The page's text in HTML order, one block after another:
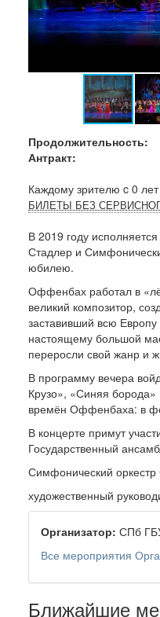
Продолжительность:
Антракт:
Каждому зрителю c 0
БИЛЕТЫ БЕЗ
В 2019 году
Стадлер и
юбилею.
Оффенбах работал в
великий композитор,
заставивший всю
настоящему большой
переросли свой жанр и
В программу вечера
Крузо», «Синяя борода»
времён Оффенбаха: в
В концерте примут
Государственный
Симфонический оркестр
художественный
Организатор: СПб
Все мероприятия
Ближайшие